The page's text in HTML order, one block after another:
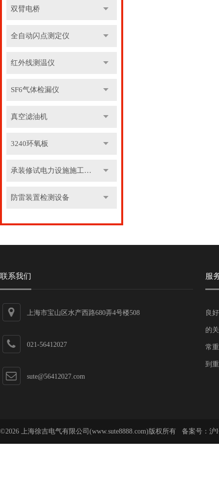
双臂电桥
全自动闪点测定仪
红外线测温仪
SF6气体检漏仪
真空滤油机
3240环氧板
承装修试电力设施施工机具
防雷装置检测设备
联系我们
上海市宝山区水产西路680弄4号楼508
021-56412027
sute@56412027.com
服
良
的
常
到
©2026 上海徐吉电气有限公司(www.sute8888.com)版权所有 备案号： 沪